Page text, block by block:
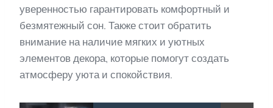
уверенностью гарантировать комфортный и
безмятежный сон. Также стоит обратить
внимание на наличие мягких и уютных
элементов декора, которые помогут создать
атмосферу уюта и спокойствия.